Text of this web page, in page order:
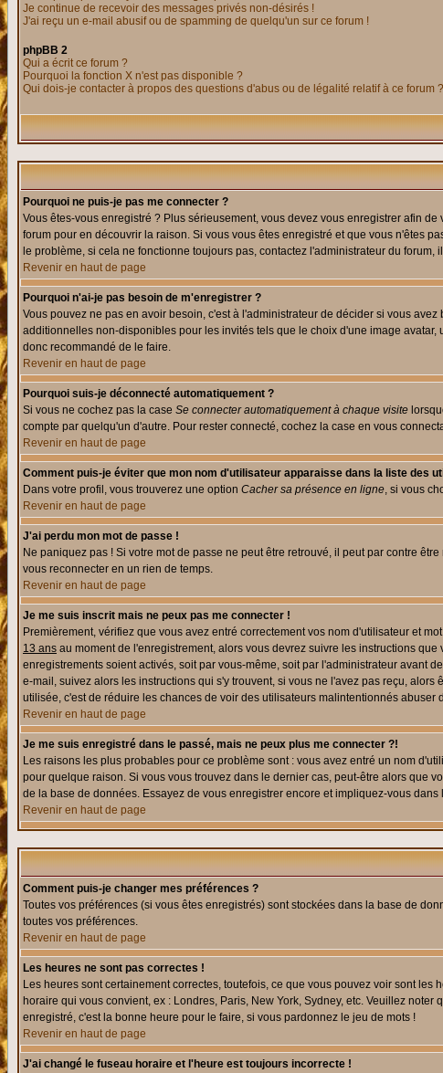
Je continue de recevoir des messages privés non-désirés !
J'ai reçu un e-mail abusif ou de spamming de quelqu'un sur ce forum !
phpBB 2
Qui a écrit ce forum ?
Pourquoi la fonction X n'est pas disponible ?
Qui dois-je contacter à propos des questions d'abus ou de légalité relatif à ce forum ?
Pourquoi ne puis-je pas me connecter ?
Vous êtes-vous enregistré ? Plus sérieusement, vous devez vous enregistrer afin
forum pour en découvrir la raison. Si vous vous êtes enregistré et que vous n'êtes
le problème, si cela ne fonctionne toujours pas, contactez l'administrateur du forum,
Revenir en haut de page
Pourquoi n'ai-je pas besoin de m'enregistrer ?
Vous pouvez ne pas en avoir besoin, c'est à l'administrateur de décider si vous
additionnelles non-disponibles pour les invités tels que le choix d'une image
donc recommandé de le faire.
Revenir en haut de page
Pourquoi suis-je déconnecté automatiquement ?
Si vous ne cochez pas la case Se connecter automatiquement à chaque visite
compte par quelqu'un d'autre. Pour rester connecté, cochez la case en vous
Revenir en haut de page
Comment puis-je éviter que mon nom d'utilisateur apparaisse dans la liste des
Dans votre profil, vous trouverez une option Cacher sa présence en ligne, si vous
Revenir en haut de page
J'ai perdu mon mot de passe !
Ne paniquez pas ! Si votre mot de passe ne peut être retrouvé, il peut par contre
vous reconnecter en un rien de temps.
Revenir en haut de page
Je me suis inscrit mais ne peux pas me connecter !
Premièrement, vérifiez que vous avez entré correctement vos nom d'utilisateur et
13 ans au moment de l'enregistrement, alors vous devrez suivre les instructions
enregistrements soient activés, soit par vous-même, soit par l'administrateur avant
e-mail, suivez alors les instructions qui s'y trouvent, si vous ne l'avez pas reçu,
utilisée, c'est de réduire les chances de voir des utilisateurs malintentionnés
Revenir en haut de page
Je me suis enregistré dans le passé, mais ne peux plus me connecter ?!
Les raisons les plus probables pour ce problème sont : vous avez entré un nom
pour quelque raison. Si vous vous trouvez dans le dernier cas, peut-être alors que
de la base de données. Essayez de vous enregistrer encore et impliquez-vous dans
Revenir en haut de page
Comment puis-je changer mes préférences ?
Toutes vos préférences (si vous êtes enregistrés) sont stockées dans la base de
toutes vos préférences.
Revenir en haut de page
Les heures ne sont pas correctes !
Les heures sont certainement correctes, toutefois, ce que vous pouvez voir sont
horaire qui vous convient, ex : Londres, Paris, New York, Sydney, etc. Veuillez
enregistré, c'est la bonne heure pour le faire, si vous pardonnez le jeu de mots !
Revenir en haut de page
J'ai changé le fuseau horaire et l'heure est toujours incorrecte !